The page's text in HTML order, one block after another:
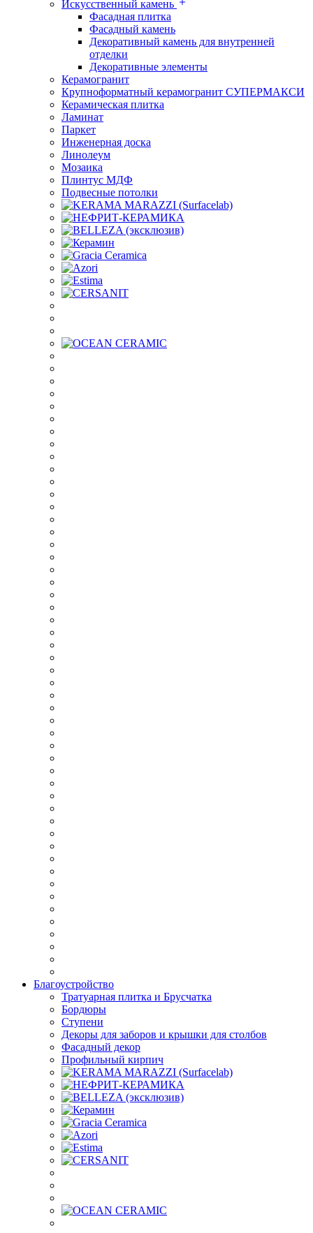
Искусственный камень
Фасадная плитка
Фасадный камень
Декоративный камень для внутренней
отделки
Декоративные элементы
Керамогранит
Крупноформатный керамогранит СУПЕРМАКСИ
Керамическая плитка
Ламинат
Паркет
Инженерная доска
Линолеум
Мозаика
Плинтус МДФ
Подвесные потолки
Благоустройство
Тратуарная плитка и Брусчатка
Бордюры
Ступени
Декоры для заборов и крышки для столбов
Фасадный декор
Профильный кирпич